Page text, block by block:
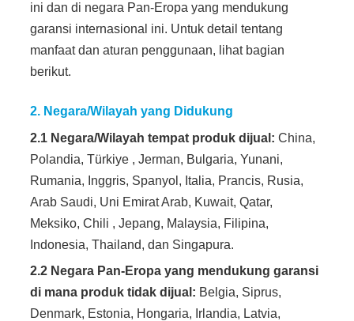
ini dan di negara Pan-Eropa yang mendukung
garansi internasional ini. Untuk detail tentang
manfaat dan aturan penggunaan, lihat bagian
berikut.
2. Negara/Wilayah yang Didukung
2.1 Negara/Wilayah tempat produk dijual:China,
Polandia, Türkiye , Jerman, Bulgaria, Yunani,
Rumania, Inggris, Spanyol, Italia, Prancis, Rusia,
Arab Saudi, Uni Emirat Arab, Kuwait, Qatar,
Meksiko, Chili , Jepang, Malaysia, Filipina,
Indonesia, Thailand, dan Singapura.
2.2 Negara Pan-Eropa yang mendukung garansi
di mana produk tidak dijual: Belgia, Siprus,
Denmark, Estonia, Hongaria, Irlandia, Latvia,